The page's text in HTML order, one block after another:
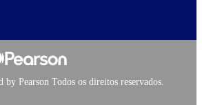
by Pearson Todos os direitos reservados.